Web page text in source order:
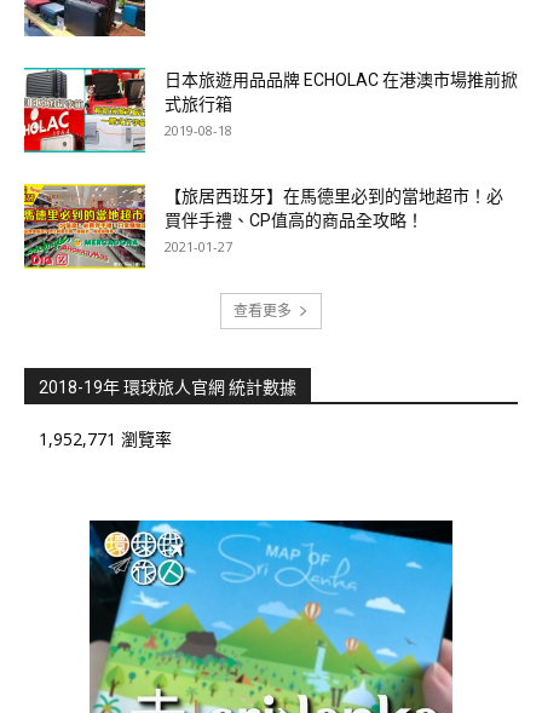
日本旅遊用品品牌 ECHOLAC 在港澳市場推前掀
式旅行箱
2019-08-18
【旅居西班牙】在馬德里必到的當地超市！必
買伴手禮、CP值高的商品全攻略！
2021-01-27
查看更多
2018-19年 環球旅人官網 統計數據
1,952,771 瀏覽率